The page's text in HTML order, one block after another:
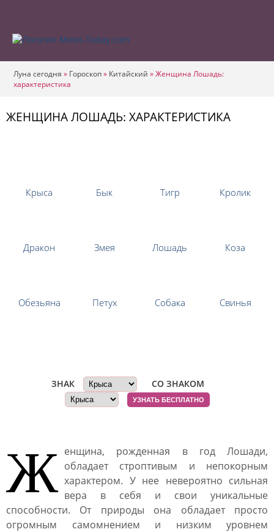
Луна сегодня » Гороскоп» Китайский »Женщина Лошадь:
характеристика
ЖЕНЩИНА ЛОШАДЬ: ХАРАКТЕРИСТИКА
Крыса Бык Тигр Кролик
Дракон Змея Лошадь Коза
Обезьяна Петух Собака Свинья
ЗНАК СО ЗНАКОМ
УЗНАТЬ БЕСПЛАТНО
Ж енщина, рожденная в год Лошади,
обладает строптивым и непокорным
характером. У нее невероятно сильная
вера в себя и свои уникальные
способности. От природы она обладает просто
огромным самомнением и низким уровнем